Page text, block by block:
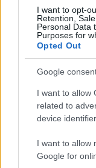
I want to opt-
Retention,
Personal Data
Purposes for
Opted Out
Google
I want to allow
related to
device
I want to allow
Google for
valóban így van,
technikai
természetes
egyetlen
infrastruktúrát
hálózat és a
ugyanennyi
különböző
piacra. Nem
döntő többsége